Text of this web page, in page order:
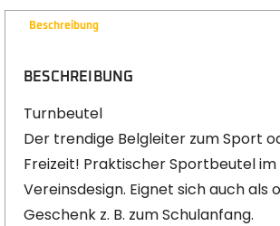
Beschreibung
BESCHREIBUNG
Turnbeutel
Der trendige Belgleiter zum Sport
Freizeit! Praktischer Sportbeutel
Vereinsdesign. Eignet sich auch als
Geschenk z. B. zum Schulanfang.